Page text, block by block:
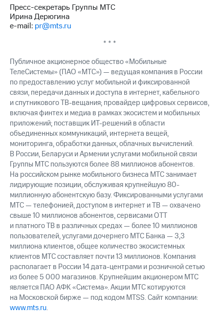
Рынок
облигаций
Еврооблигации-2023
о
погашении
именных
облигаций
Другое
Регистратор
Реквизиты
Контакты
развитие
деловая этика
На главную
Пресс-секретарь Группы МТС
Ирина Дерюгина
e-mail: pr@mts.ru
* * *
Публичное акционерное общество «Мобильные
ТелеСистемы» (ПАО «МТС») — ведущая компания в России
по предоставлению услуг мобильной и фиксированной
связи, передачи данных и доступа в интернет, кабельного
и спутникового ТВ-вещания; провайдер цифровых сервисов,
включая финтех и медиа в рамках экосистем и мобильных
приложений; поставщик ИТ-решений в области
объединенных коммуникаций, интернета вещей,
мониторинга, обработки данных, облачных вычислений.
В России, Беларуси и Армении услугами мобильной связи
Группы МТС пользуются более 88 миллионов абонентов.
На российском рынке мобильного бизнеса МТС занимает
лидирующие позиции, обслуживая крупнейшую 80-
миллионную абонентскую базу. Фиксированными услугами
МТС — телефонией, доступом в интернет и ТВ — охвачено
свыше 10 миллионов абонентов, сервисами OTT
и платного ТВ в различных средах — более 10 миллионов
пользователей, услугами дочернего МТС Банка — 3,3
миллиона клиентов, общее количество экосистемных
клиентов МТС составляет почти 13 миллионов. Компания
располагает в России 14 дата-центрами и розничной сетью
из более 5 000 магазинов. Крупнейшим акционером МТС
является ПАО АФК «Система». Акции МТС котируются
на Московской бирже — под кодом MTSS. Сайт компании:
www.mts.ru.